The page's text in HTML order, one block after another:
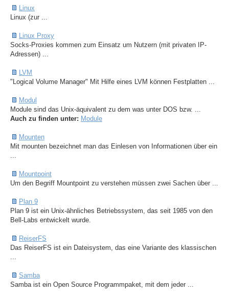
Linux
Linux (zur ...
Linux Proxy
Socks-Proxies kommen zum Einsatz um Nutzern (mit privaten IP-
Adressen) ...
LVM
"Logical Volume Manager" Mit Hilfe eines LVM können Festplatten ...
Modul
Module sind das Unix-äquivalent zu dem was unter DOS bzw. ...
Auch zu finden unter: Module
Mounten
Mit mounten bezeichnet man das Einlesen von Informationen über ein
...
Mountpoint
Um den Begriff Mountpoint zu verstehen müssen zwei Sachen über ...
Plan 9
Plan 9 ist ein Unix-ähnliches Betriebssystem, das seit 1985 von den
Bell-Labs entwickelt wurde.
ReiserFS
Das ReiserFS ist ein Dateisystem, das eine Variante des klassischen
...
Samba
Samba ist ein Open Source Programmpaket, mit dem jeder ...